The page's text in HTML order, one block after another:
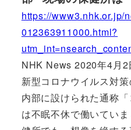
https://www3.nhk.or.jp/
012363911000.html?
NHK News 2020年4月2
新型コロナウイルス対
内部に設けられた通称
は不眠不休で働いてい